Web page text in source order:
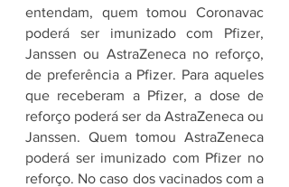
entendam, quem tomou Coronavac
poderá ser imunizado com Pfizer,
Janssen ou AstraZeneca no reforço,
de preferência a Pfizer. Para aqueles
que receberam a Pfizer, a dose de
reforço poderá ser da AstraZeneca ou
Janssen. Quem tomou AstraZeneca
poderá ser imunizado com Pfizer no
reforço. No caso dos vacinados com a